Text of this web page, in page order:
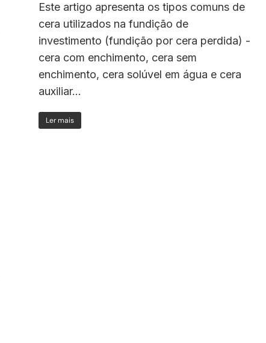
Este artigo apresenta os tipos comuns de
cera utilizados na fundição de
investimento (fundição por cera perdida) -
cera com enchimento, cera sem
enchimento, cera solúvel em água e cera
auxiliar...
Ler mais